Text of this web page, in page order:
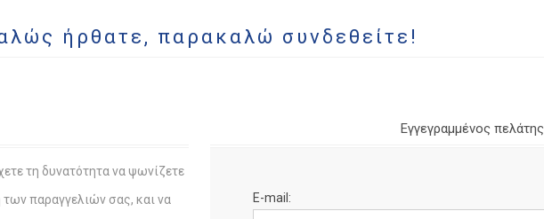
ήρθατε, παρακαλώ συνδεθείτε!
τη δυνατότητα να ψωνίζετε
των παραγγελιών σας, και να
Εγγεγραμμένος πελάτης
E-mail: